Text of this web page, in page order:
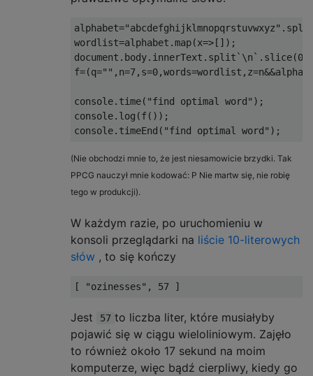
wordlist=alphabet.map(x=>[]);
console.time("find optimal word");
console.log(f());
(Nie obchodzi mnie to, że jest niesamowicie brzydki. Tak
PPCG nauczył mnie kodować: P Nie martw się, nie robię
tego w produkcji).
W każdym razie, po uruchomieniu w
konsoli przeglądarki na liście 10-literowych
słów , to się kończy
Jest 57 to liczba liter, które musiałyby
pojawić się w ciągu wieloliniowym. Zajęło
to również około 17 sekund na moim
komputerze, więc bądź cierpliwy, kiedy go